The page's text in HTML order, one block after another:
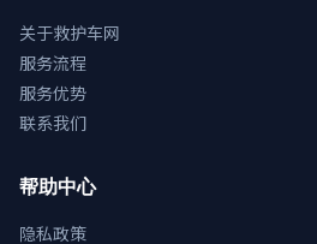
关于救护车网
服务流程
服务优势
联系我们
帮助中心
隐私政策